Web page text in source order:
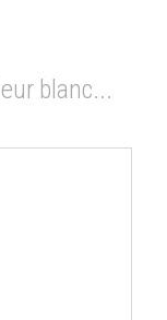
blanc...